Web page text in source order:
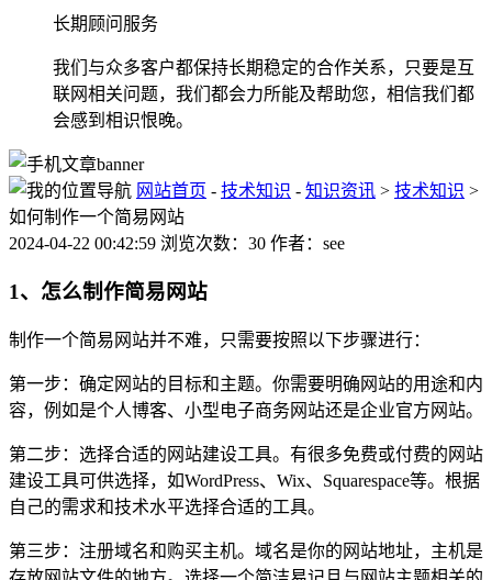
长期顾问服务
我们与众多客户都保持长期稳定的合作关系，只要是互
联网相关问题，我们都会力所能及帮助您，相信我们都
会感到相识恨晚。
网站首页 - 技术知识 - 知识资讯 > 技术知识 >
如何制作一个简易网站
2024-04-22 00:42:59 浏览次数：30 作者：see
1、怎么制作简易网站
制作一个简易网站并不难，只需要按照以下步骤进行：
第一步：确定网站的目标和主题。你需要明确网站的用途和内
容，例如是个人博客、小型电子商务网站还是企业官方网站。
第二步：选择合适的网站建设工具。有很多免费或付费的网站
建设工具可供选择，如WordPress、Wix、Squarespace等。根据
自己的需求和技术水平选择合适的工具。
第三步：注册域名和购买主机。域名是你的网站地址，主机是